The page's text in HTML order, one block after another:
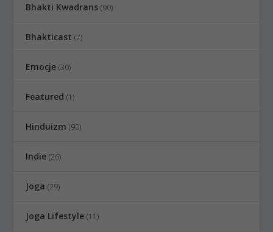
Bhakti Kwadrans (90)
Bhakticast (7)
Emocje (30)
Featured (1)
Hinduizm (90)
Indie (26)
Joga (29)
Joga Lifestyle (11)